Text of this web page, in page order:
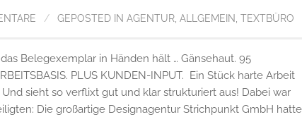
/ GEPOSTED IN AGENTUR, ALLGEMEIN, TEXTBÜRO
Belegexemplar in Händen hält … Gänsehaut. 95
PLUS KUNDEN-INPUT. Ein Stück harte Arbeit
sieht so verflixt gut und klar strukturiert aus! Dabei war
Die großartige Designagentur Strichpunkt GmbH hatte